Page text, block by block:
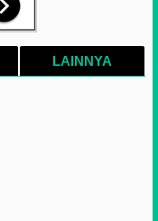
LAINNYA